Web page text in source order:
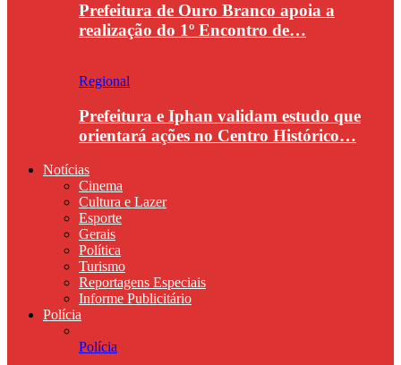
Prefeitura de Ouro Branco apoia a
realização do 1º Encontro de…
Regional
Prefeitura e Iphan validam estudo que
orientará ações no Centro Histórico…
Notícias
Cinema
Cultura e Lazer
Esporte
Gerais
Política
Turismo
Reportagens Especiais
Informe Publicitário
Polícia
Polícia